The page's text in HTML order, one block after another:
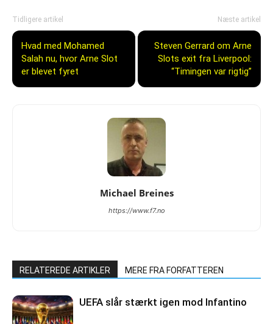
Tidligere artikel
Hvad med Mohamed
Salah nu, hvor Arne Slot
er blevet fyret
Næste artikel
Steven Gerrard om Arne
Slots exit fra Liverpool:
“Timingen var rigtig”
Michael Breines
https://www.f7.no
RELATEREDE ARTIKLER MERE FRA FORFATTEREN
UEFA slår stærkt igen mod Infantino